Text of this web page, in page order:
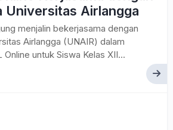
Universitas Airlangga
menjalin bekerjasama dengan
Airlangga (UNAIR) dalam
untuk Siswa Kelas XII...